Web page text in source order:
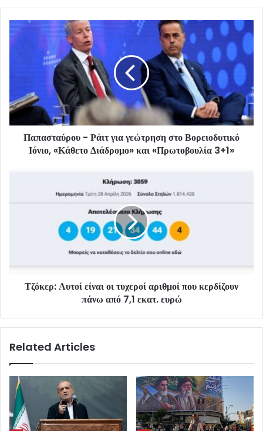
Παπασταύρου - Ράιτ για γεώτρηση στο Βορειοδυτικό
Ιόνιο, «Κάθετο Διάδρομο» και «Πρωτοβουλία 3+1»
Τζόκερ: Αυτοί είναι οι τυχεροί αριθμοί που κερδίζουν
πάνω από 7,1 εκατ. ευρώ
Related Articles